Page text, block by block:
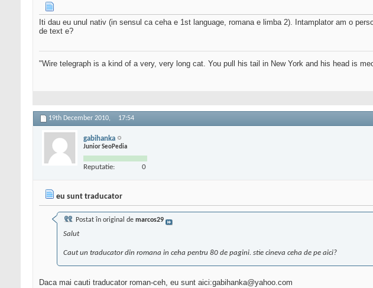
Iti dau eu unul nativ (in sensul ca ceha e 1st language, romana e limba 2). Intamplator am o
de text e?
"Wire telegraph is a kind of a very, very long cat. You pull his tail in New York and his head is
19th December 2010, 17:54
gabihanka
Junior SeoPedia
Reputatie: 0
eu sunt traducator
Postat în original de marcos29
Salut
Caut un traducator din romana in ceha pentru 80 de pagini. stie cineva ceha de pe aici?
Daca mai cauti traducator roman-ceh, eu sunt aici:gabihanka@yahoo.com